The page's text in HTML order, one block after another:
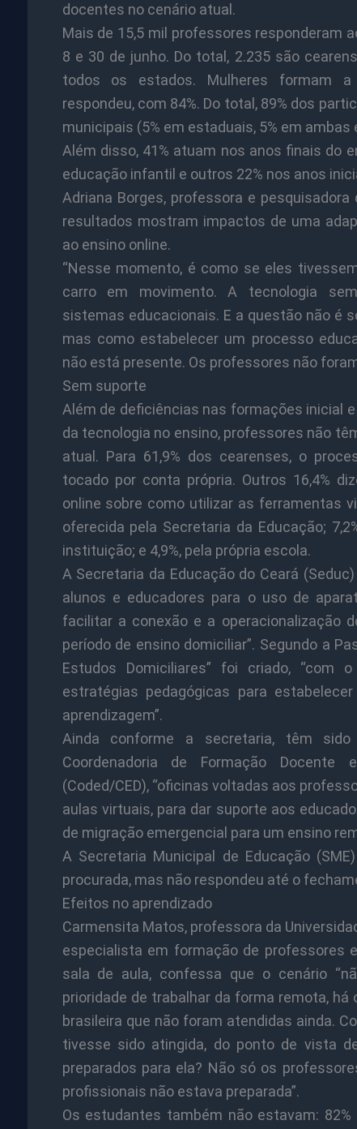
docentes no cenário atual.
Mais de 15,5 mil professores responderam
8 e 30 de junho. Do total, 2.235 são
todos os estados. Mulheres formam
respondeu, com 84%. Do total, 89% dos
municipais (5% em estaduais, 5% em ambas
Além disso, 41% atuam nos anos finais do
educação infantil e outros 22% nos anos
Adriana Borges, professora e pesquisadora
resultados mostram impactos de uma
ao ensino online.
“Nesse momento, é como se eles
carro em movimento. A tecnologia
sistemas educacionais. E a questão não é
mas como estabelecer um processo
não está presente. Os professores não
Sem suporte
Além de deficiências nas formações inicial
da tecnologia no ensino, professores não
atual. Para 61,9% dos cearenses, o
tocado por conta própria. Outros 16,4%
online sobre como utilizar as ferramentas
oferecida pela Secretaria da Educação;
instituição; e 4,9%, pela própria escola.
A Secretaria da Educação do Ceará
alunos e educadores para o uso de
facilitar a conexão e a operacionalização
período de ensino domiciliar”. Segundo a
Estudos Domiciliares” foi criado, “com
estratégias pedagógicas para
aprendizagem”.
Ainda conforme a secretaria, têm
Coordenadoria de Formação Docente
(Coded/CED), “oficinas voltadas aos
aulas virtuais, para dar suporte aos
de migração emergencial para um ensino
A Secretaria Municipal de Educação
procurada, mas não respondeu até o
Efeitos no aprendizado
Carmensita Matos, professora da
especialista em formação de professores
sala de aula, confessa que o cenário
prioridade de trabalhar da forma remota,
brasileira que não foram atendidas ainda.
tivesse sido atingida, do ponto de vista
preparados para ela? Não só os
profissionais não estava preparada”.
Os estudantes também não estavam: